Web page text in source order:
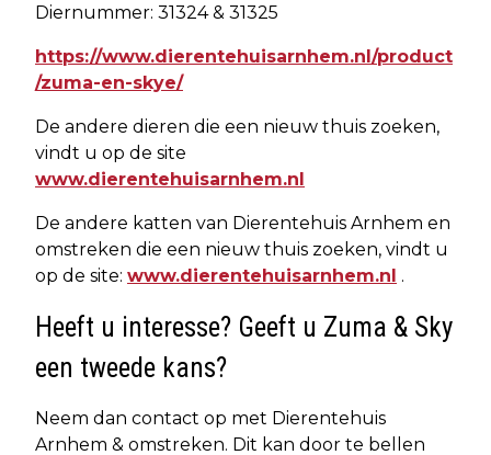
Diernummer: 31324 & 31325
https://www.dierentehuisarnhem.nl/product
/zuma-en-skye/
De andere dieren die een nieuw thuis zoeken,
vindt u op de site
www.dierentehuisarnhem.nl
De andere katten van Dierentehuis Arnhem en
omstreken die een nieuw thuis zoeken, vindt u
op de site: www.dierentehuisarnhem.nl .
Heeft u interesse? Geeft u Zuma & Sky
een tweede kans?
Neem dan contact op met Dierentehuis
Arnhem & omstreken. Dit kan door te bellen